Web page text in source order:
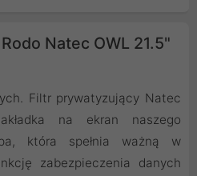
Natec OWL 21.5"
Filtr prywatyzujący Natec
na ekran naszego
która spełnia ważną w
zabezpieczenia danych